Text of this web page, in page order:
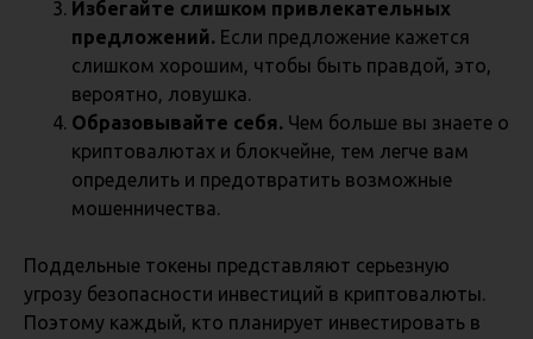
Избегайте слишком привлекательных
предложений. Если предложение кажется
слишком хорошим, чтобы быть правдой, это,
вероятно, ловушка.
Образовывайте себя. Чем больше вы знаете о
криптовалютах и блокчейне, тем легче вам
определить и предотвратить возможные
мошенничества.
Поддельные токены представляют серьезную
угрозу безопасности инвестиций в криптовалюты.
Поэтому каждый, кто планирует инвестировать в